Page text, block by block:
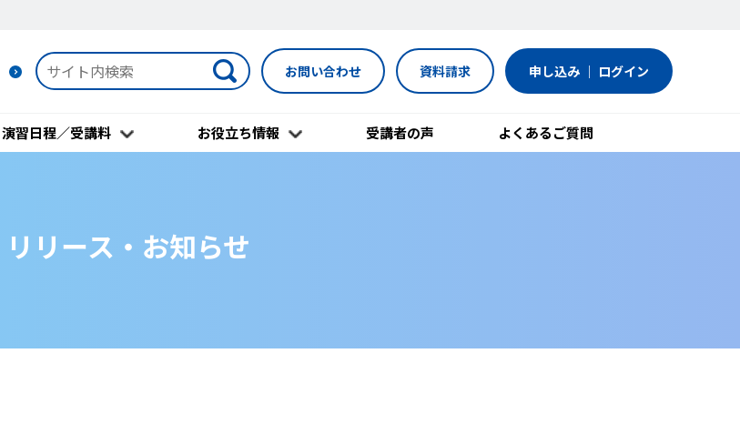
お問い合わせ 資料請求 申し込み ｜ ログイン
演習日程／受講料 お役立ち情報 受講者の声 よくあるご質問
リリース・お知らせ